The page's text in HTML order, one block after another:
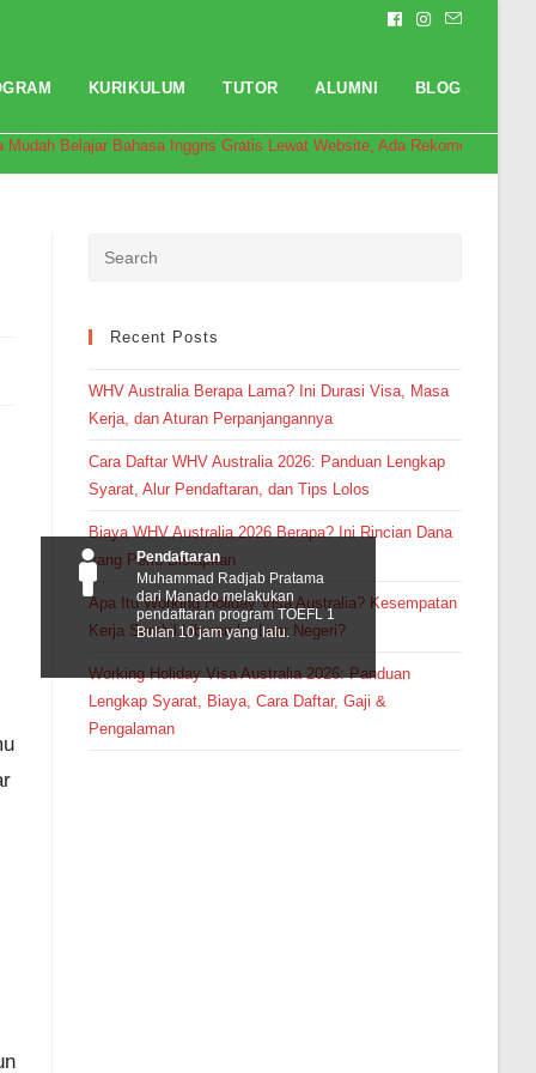
KURIKULUM TUTOR ALUMNI BLOG
Mudah Belajar Bahasa Inggris Gratis Lewat Website, Ada Rekomendasi
Recent Posts
WHV Australia Berapa Lama? Ini Durasi Visa, Masa
Kerja, dan Aturan Perpanjangannya
Cara Daftar WHV Australia 2026: Panduan Lengkap
Syarat, Alur Pendaftaran, dan Tips Lolos
Biaya WHV Australia 2026 Berapa? Ini Rincian Dana
yang Perlu Disiapkan
Apa Itu Working Holiday Visa Australia? Kesempatan
Kerja Sambil Liburan ke Luar Negeri?
Working Holiday Visa Australia 2026: Panduan
Lengkap Syarat, Biaya, Cara Daftar, Gaji &
Pengalaman
Pendaftaran
Muhammad Radjab Pratama
dari Manado melakukan
pendaftaran program TOEFL 1
Bulan 10 jam yang lalu.